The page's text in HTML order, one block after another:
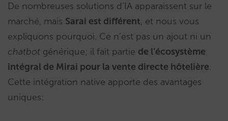
De nombreuses solutions d’IA apparaissent sur le
marché, mais Sarai est différent, et nous vous
expliquons pourquoi. Ce n’est pas un ajout ni un
chatbot générique; il fait partie de l’écosystème
intégral de Mirai pour la vente directe hôtelière.
Cette intégration native apporte des avantages
uniques: